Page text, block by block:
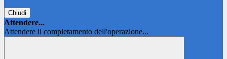
Chiudi
Attendere...
Attendere il completamento dell'operazione...